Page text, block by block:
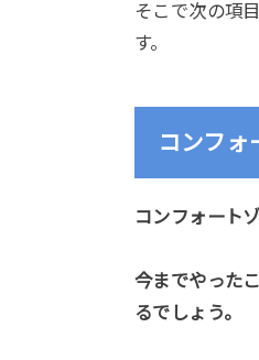
そこで次の項
す。
コンフォ
コンフォート
今までやった
るでしょう。